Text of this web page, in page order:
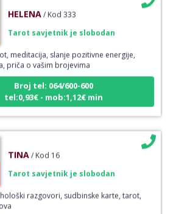
meditacija, slanje pozitivne energije,
priča o vašim brojevima
Broj tel: 064/600-600
tel:0,93€ - mob:1,12€ min
razgovori, sudbinske karte, tarot,